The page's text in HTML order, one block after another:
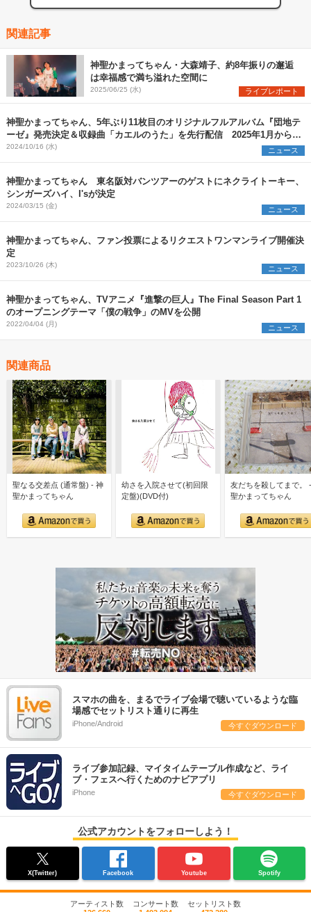
関連記事
神聖かまってちゃん・大森靖子、約8年振りの邂逅
は幸福感で満ち溢れた空間に
2025/06/25 (水) ライブレポート
神聖かまってちゃん、5年ぶり11枚目のオリジナルフルアルバム『団地テ
ーゼ』発売決定＆収録曲「カエルのうた」を先行配信 2025年1月からワ
ンマンツアーも開催
2024/10/16 (水) ニュース
神聖かまってちゃん 東名阪対バンツアーのゲストにネクライトーキー、
シンガーズハイ、I'sが決定
2024/03/15 (金) ニュース
神聖かまってちゃん、ファン投票によるリクエストワンマンライブ開催決
定
2023/10/26 (木) ニュース
神聖かまってちゃん、TVアニメ『進撃の巨人』The Final Season Part 1
のオープニングテーマ「僕の戦争」のMVを公開
2022/04/04 (月) ニュース
関連商品
聖なる交差点 (通常盤) - 神
聖かまってちゃん
幼さを入院させて(初回限
定盤)(DVD付)
友だちを殺してまで。
聖かまってちゃん
スマホの曲を、まるでライブ会場で聴いているような臨
場感でセットリスト通りに再生
iPhone/Android 今すぐダウンロード
ライブ参加記録、マイタイムテーブル作成など、ライ
ブ・フェスへ行くためのナビアプリ
iPhone 今すぐダウンロード
公式アカウントをフォローしよう！
X(Twitter) Facebook Youtube Spotify
アーティスト数
コンサート数
セットリスト数